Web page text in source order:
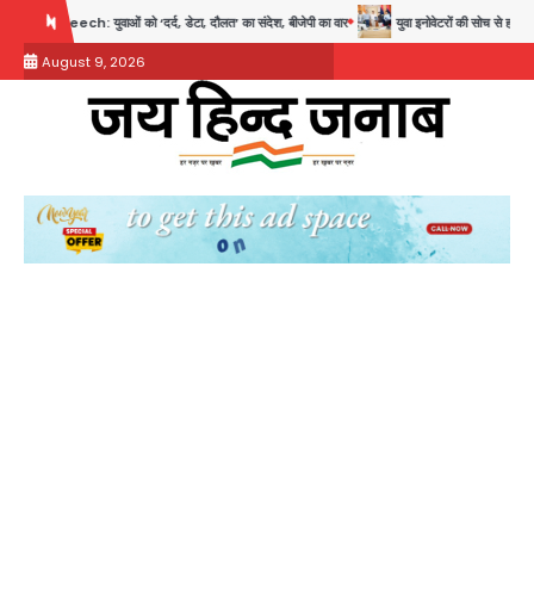
content
को ‘दर्द, डेटा, दौलत’ का संदेश, बीजेपी का वार युवा इनोवेटरों की सोच से हाईटेक होगी दिल्ली पुलिस
August 9, 2026